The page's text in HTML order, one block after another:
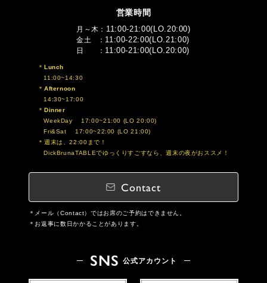
営業時間
月～木 11:00-21:00(LO.20:00)
金土 11:00-22:00(LO.21:00)
日 11:00-21:00(LO.20:00)
Lunch
11:00~14:30
Afternoon
14:30~17:00
Dinner
WeekDay 17:00~21:00 (LO 20:00)
Fri&Sat 17:00~22:00 (LO 21:00)
週末は、22:00まで！
DickBrunaTABLEでゆっくりすごすなら、週末の夜がおススメ！
Contact
メール（Contact）ではお席のご予約はできません。
お返事に数日かかることがあります。
SNS 公式アカウント